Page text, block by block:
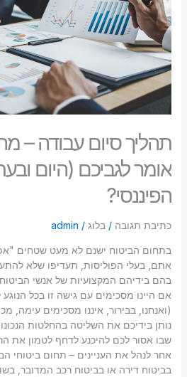
font_download סמן קישורים
לאפס
את
כל
cached
תהליך סיום עבודה –
אומר לגביכם (היום
הפיננסי?
כתיבת תגובה / בלוג/
admin
בתחום הביטוח ישנם לא מעט שטחים
אתם, בעלי הפוליסות, תעדיפו שלא
בהם בידיהם המקצועיות של אנשי
אם היינו מסכימים עם גישה זו בכל
(ואנחנו, בבירור, איננו מסכימים עימה,
נותן בידיכם את השליטה בהחלטות
שבו אסור לכם להיכנע לדחף לטמון את
אחר לנהל את העניינים – תחום ביטוחי
בביטוח דירה או בביטוח רכב המדובר,
הוא
ומה
זה
אומר
לגביכם
(היום
ובעתיד)
מהאספקט